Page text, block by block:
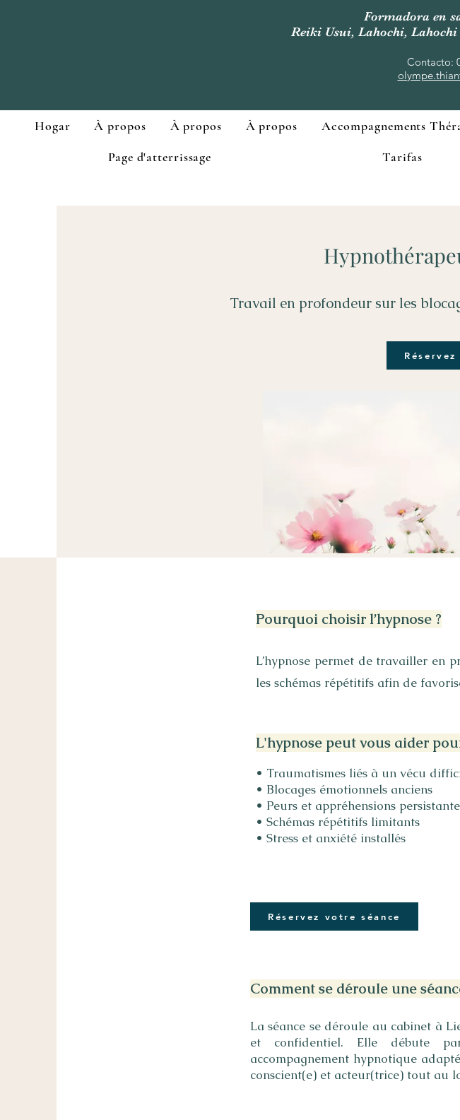
Formadora en
Reiki Usui, Lahochi, Lahochi
Contacto:
Hogar À propos À propos À propos Accompagnements
Page d'atterrissage
Tarifas
Travail en profondeur sur les
Pourquoi choisir l’hypnose ?
L’hypnose permet de travailler en
les schémas répétitifs afin de
L'hypnose peut vous aider
• Traumatismes liés à un vécu
• Blocages émotionnels anciens
• Peurs et appréhensions
• Schémas répétitifs limitants
• Stress et anxiété installés
Réservez votre séance
Comment se déroule une
La séance se déroule au cabinet à
et confidentiel. Elle débute
accompagnement hypnotique
conscient(e) et acteur(trice) tout au